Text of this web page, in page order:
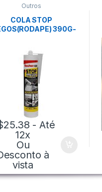
Outros
COLA STOP
390G-
25.38 - Até
12x
Ou
à
vista